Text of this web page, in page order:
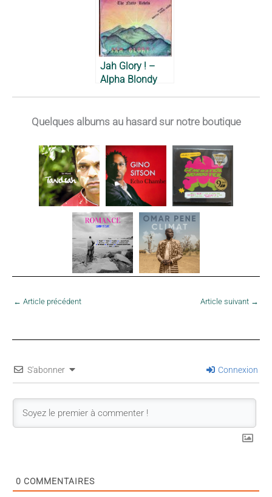
Jah Glory ! –
Alpha Blondy
Quelques albums au hasard sur notre boutique
← Article précédent Article suivant →
S'abonner Connexion
0 COMMENTAIRES